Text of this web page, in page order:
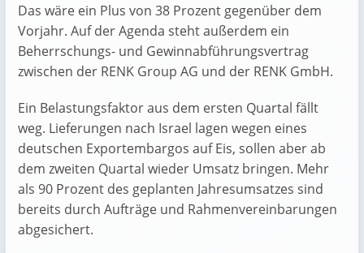
Das wäre ein Plus von 38 Prozent gegenüber dem
Vorjahr. Auf der Agenda steht außerdem ein
Beherrschungs- und Gewinnabführungsvertrag
zwischen der RENK Group AG und der RENK GmbH.
Ein Belastungsfaktor aus dem ersten Quartal fällt
weg. Lieferungen nach Israel lagen wegen eines
deutschen Exportembargos auf Eis, sollen aber ab
dem zweiten Quartal wieder Umsatz bringen. Mehr
als 90 Prozent des geplanten Jahresumsatzes sind
bereits durch Aufträge und Rahmenvereinbarungen
abgesichert.